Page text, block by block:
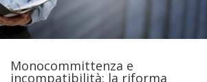
Monocommittenza e
incompatibilità: la riforma